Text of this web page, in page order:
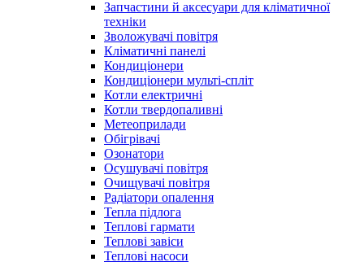
Запчастини й аксесуари для кліматичної
техніки
Зволожувачі повітря
Кліматичні панелі
Кондиціонери
Кондиціонери мульті-спліт
Котли електричні
Котли твердопаливні
Метеоприлади
Обігрівачі
Озонатори
Осушувачі повітря
Очищувачі повітря
Радіатори опалення
Тепла підлога
Теплові гармати
Теплові завіси
Теплові насоси